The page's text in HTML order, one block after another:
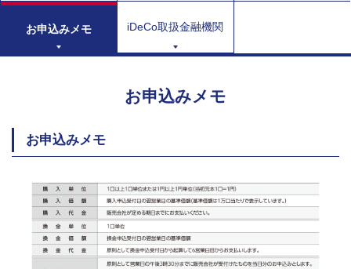
お申込みメモ iDeCo取扱金融機関
お申込みメモ
お申込みメモ